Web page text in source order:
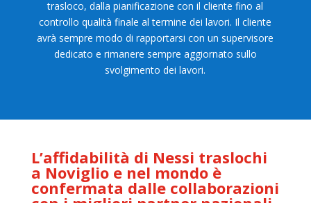
trasloco, dalla pianificazione con il cliente fino al
controllo qualità finale al termine dei lavori. Il cliente
avrà sempre modo di rapportarsi con un supervisore
dedicato e rimanere sempre aggiornato sullo
svolgimento dei lavori.
L’affidabilità di Nessi traslochi
a Noviglio e nel mondo è
confermata dalle collaborazioni